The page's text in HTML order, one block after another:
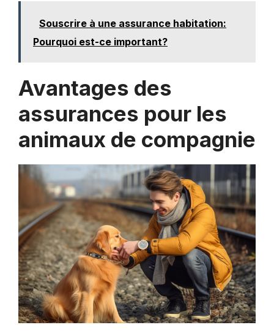
Souscrire à une assurance habitation:
Pourquoi est-ce important?
Avantages des
assurances pour les
animaux de compagnie